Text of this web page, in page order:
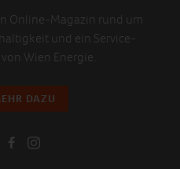
Online-Magazin rund um
und ein Service-
Wien Energie.
DAZU